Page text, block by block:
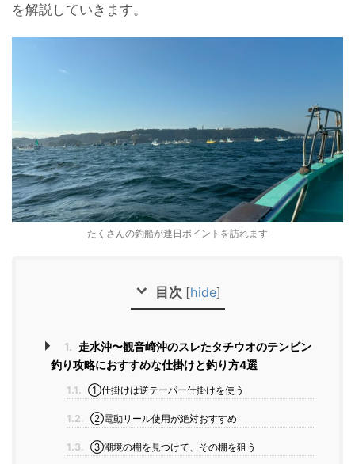
を解説していきます。
たくさんの釣船が連日ポイントを訪れます
目次 [hide]
1.
走水沖〜観音崎沖のスレたタチウオのテンビン
釣り攻略におすすめな仕掛けと釣り方4選
1.1. ①仕掛けは逆テーパー仕掛けを使う
1.2. ②電動リール使用が絶対おすすめ
1.3. ③潮境の棚を見つけて、その棚を狙う